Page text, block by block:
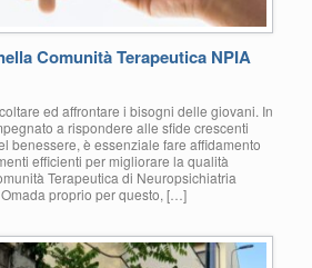
Comunità Terapeutica NPIA
ed affrontare i bisogni delle giovani. In
a rispondere alle sfide crescenti
benessere, è essenziale fare affidamento
efficienti per migliorare la qualità
Terapeutica di Neuropsichiatria
proprio per questo, […]